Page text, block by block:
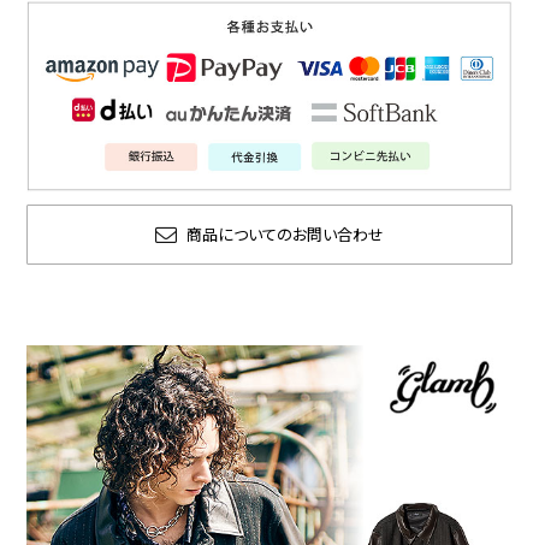
商品についてのお問い合わせ